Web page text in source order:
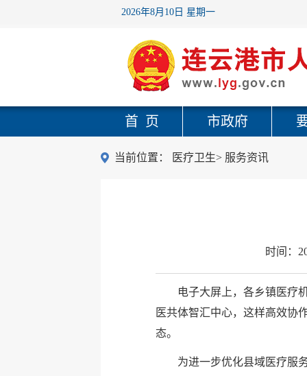
2026年8月10日 星期一
首 页 市政府
当前位置： 医疗卫生> 服务资讯
时间：
电子大屏上，各乡镇医疗
医共体智汇中心，这样高效协
态。
为进一步优化县域医疗服